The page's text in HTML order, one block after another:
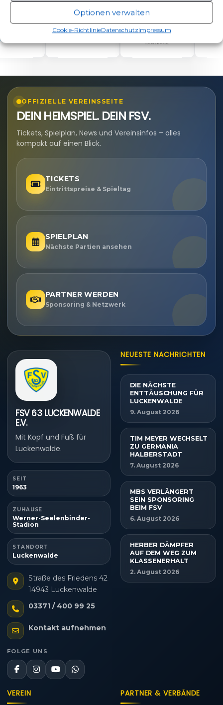
Optionen verwalten
Cookie-RichtlinieDatenschutzImpressum
OFFIZIELLE VEREINSSEITE
DEIN HEIMSPIEL. DEIN FSV.
Tickets, Spielplan, News und Vereinsinfos – alles
kompakt auf einen Blick.
TICKETS
Eintrittspreise & Spieltag
SPIELPLAN
Nächste Partien ansehen
PARTNER WERDEN
Sponsoring & Netzwerk
FSV 63 LUCKENWALDE
E.V.
Mit Kopf und Fuß für
Luckenwalde.
SEIT
1963
ZUHAUSE
Werner-Seelenbinder-
Stadion
STANDORT
Luckenwalde
Straße des Friedens 42
14943 Luckenwalde
03371 / 400 99 25
Kontakt aufnehmen
FOLGE UNS
NEUESTE NACHRICHTEN
DIE NÄCHSTE
ENTTÄUSCHUNG FÜR
LUCKENWALDE
9. August 2026
TIM MEYER WECHSELT
ZU GERMANIA
HALBERSTADT
7. August 2026
MBS VERLÄNGERT
SEIN SPONSORING
BEIM FSV
6. August 2026
HERBER DÄMPFER
AUF DEM WEG ZUM
KLASSENERHALT
2. August 2026
VEREIN PARTNER & VERBÄNDE